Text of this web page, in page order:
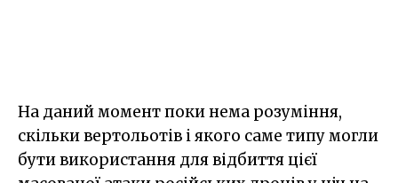
На даний момент поки нема розуміння,
скільки вертольотів і якого саме типу могли
бути використання для відбиття цієї